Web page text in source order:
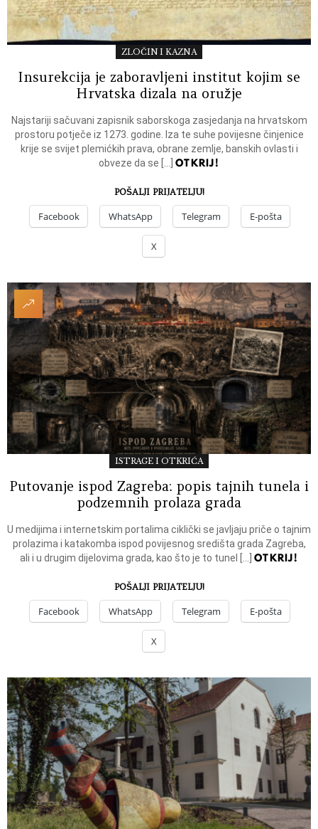
ZLOČIN I KAZNA
Insurekcija je zaboravljeni institut kojim se
Hrvatska dizala na oružje
Najstariji sačuvani zapisnik saborskoga zasjedanja na hrvatskom
prostoru potječe iz 1273. godine. Iza te suhe povijesne činjenice
krije se svijet plemićkih prava, obrane zemlje, banskih ovlasti i
obveze da se […] OTKRIJ!
POŠALJI PRIJATELJU!
Facebook WhatsApp Telegram E-pošta
X
ISTRAGE I OTKRIĆA
Putovanje ispod Zagreba: popis tajnih tunela i
podzemnih prolaza grada
U medijima i internetskim portalima ciklički se javljaju priče o tajnim
prolazima i katakomba ispod povijesnog središta grada Zagreba,
ali i u drugim dijelovima grada, kao što je to tunel […] OTKRIJ!
POŠALJI PRIJATELJU!
Facebook WhatsApp Telegram E-pošta
X